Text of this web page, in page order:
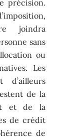
précision.
joindra
sans
ou
Les
d’ailleurs
de la
et de la
de crédit
de